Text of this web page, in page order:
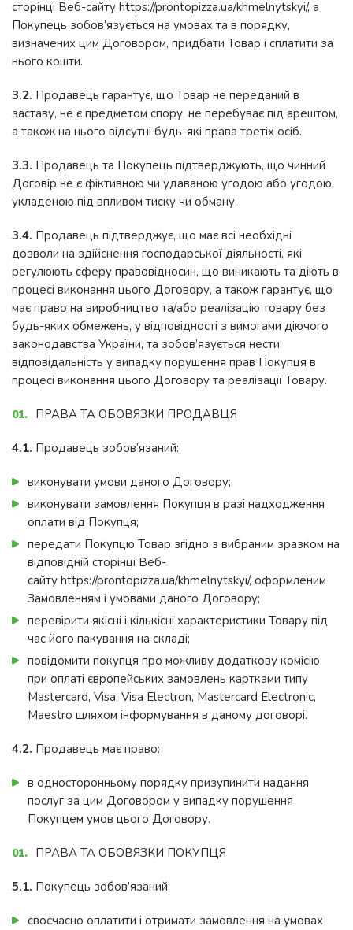
сторінці Веб-сайту https://prontopizza.ua/khmelnytskyi/, а
Покупець зобов’язується на умовах та в порядку,
визначених цим Договором, придбати Товар і сплатити за
нього кошти.
3.2. Продавець гарантує, що Товар не переданий в
заставу, не є предметом спору, не перебуває під арештом,
а також на нього відсутні будь-які права третіх осіб.
3.3. Продавець та Покупець підтверджують, що чинний
Договір не є фіктивною чи удаваною угодою або угодою,
укладеною під впливом тиску чи обману.
3.4. Продавець підтверджує, що має всі необхідні
дозволи на здійснення господарської діяльності, які
регулюють сферу правовідносин, що виникають та діють в
процесі виконання цього Договору, а також гарантує, що
має право на виробництво та/або реалізацію товару без
будь-яких обмежень, у відповідності з вимогами діючого
законодавства України, та зобов’язується нести
відповідальність у випадку порушення прав Покупця в
процесі виконання цього Договору та реалізації Товару.
ПРАВА ТА ОБОВЯЗКИ ПРОДАВЦЯ
4.1. Продавець зобов’язаний:
виконувати умови даного Договору;
виконувати замовлення Покупця в разі надходження
оплати від Покупця;
передати Покупцю Товар згідно з вибраним зразком на
відповідній сторінці Веб-
сайту https://prontopizza.ua/khmelnytskyi/, оформленим
Замовленням і умовами даного Договору;
перевірити якісні і кількісні характеристики Товару під
час його пакування на складі;
повідомити покупця про можливу додаткову комісію
при оплаті європейських замовлень картками типу
Mastercard, Visa, Visa Electron, Mastercard Electronic,
Maestro шляхом інформування в даному договорі.
4.2. Продавець має право:
в односторонньому порядку призупинити надання
послуг за цим Договором у випадку порушення
Покупцем умов цього Договору.
ПРАВА ТА ОБОВЯЗКИ ПОКУПЦЯ
5.1. Покупець зобов’язаний:
своєчасно оплатити і отримати замовлення на умовах